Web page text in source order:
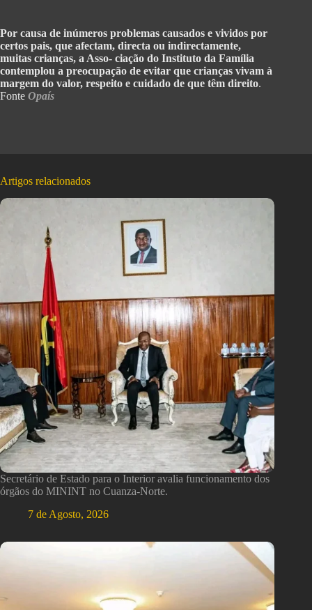
Por causa de inúmeros problemas causados e vividos por
certos pais, que afectam, directa ou indirectamente,
muitas crianças, a Asso- ciação do Instituto da Família
contemplou a preocupação de evitar que crianças vivam à
margem do valor, respeito e cuidado de que têm direito.
Fonte Opaís
Artigos relacionados
Secretário de Estado para o Interior avalia funcionamento dos
órgãos do MININT no Cuanza-Norte.
7 de Agosto, 2026